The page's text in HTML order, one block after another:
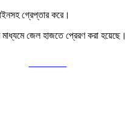
গ্রেপ্তার করে।
মাধ্যমে জেল হাজতে প্রেরণ করা হয়েছে।